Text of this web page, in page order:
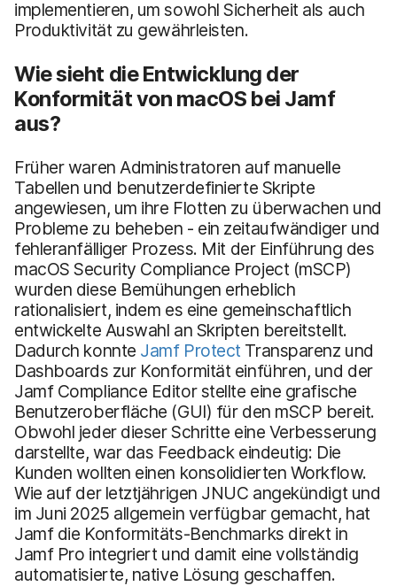
implementieren, um sowohl Sicherheit als auch
Produktivität zu gewährleisten.
Wie sieht die Entwicklung der
Konformität von macOS bei Jamf
aus?
Früher waren Administratoren auf manuelle
Tabellen und benutzerdefinierte Skripte
angewiesen, um ihre Flotten zu überwachen und
Probleme zu beheben - ein zeitaufwändiger und
fehleranfälliger Prozess. Mit der Einführung des
macOS Security Compliance Project (mSCP)
wurden diese Bemühungen erheblich
rationalisiert, indem es eine gemeinschaftlich
entwickelte Auswahl an Skripten bereitstellt.
Dadurch konnte Jamf Protect Transparenz und
Dashboards zur Konformität einführen, und der
Jamf Compliance Editor stellte eine grafische
Benutzeroberfläche (GUI) für den mSCP bereit.
Obwohl jeder dieser Schritte eine Verbesserung
darstellte, war das Feedback eindeutig: Die
Kunden wollten einen konsolidierten Workflow.
Wie auf der letztjährigen JNUC angekündigt und
im Juni 2025 allgemein verfügbar gemacht, hat
Jamf die Konformitäts-Benchmarks direkt in
Jamf Pro integriert und damit eine vollständig
automatisierte, native Lösung geschaffen.